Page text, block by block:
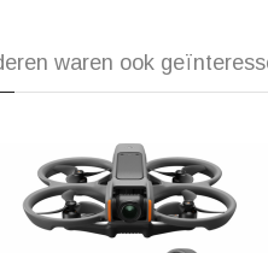
waren ook